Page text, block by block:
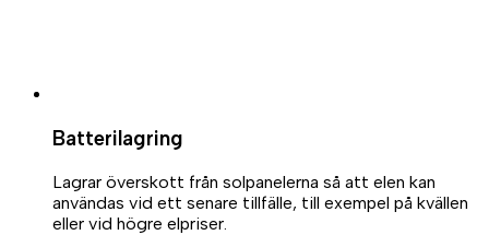
Batterilagring
Lagrar överskott från solpanelerna så att elen kan
användas vid ett senare tillfälle, till exempel på kvällen
eller vid högre elpriser.